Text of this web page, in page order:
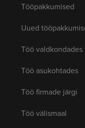
Tööpakkumised
Uued
Töö valdkondades
Töö asukohtades
Töö firmade järgi
Töö välismaal